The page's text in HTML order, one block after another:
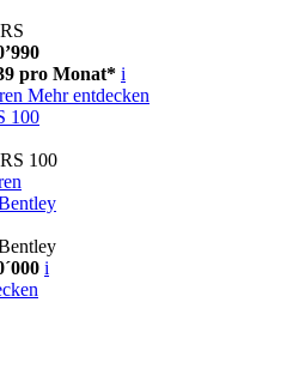
pro Monat* i
Mehr entdecken
100
100
i